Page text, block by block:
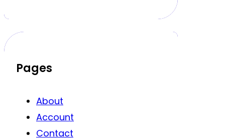
Pages
About
Account
Contact